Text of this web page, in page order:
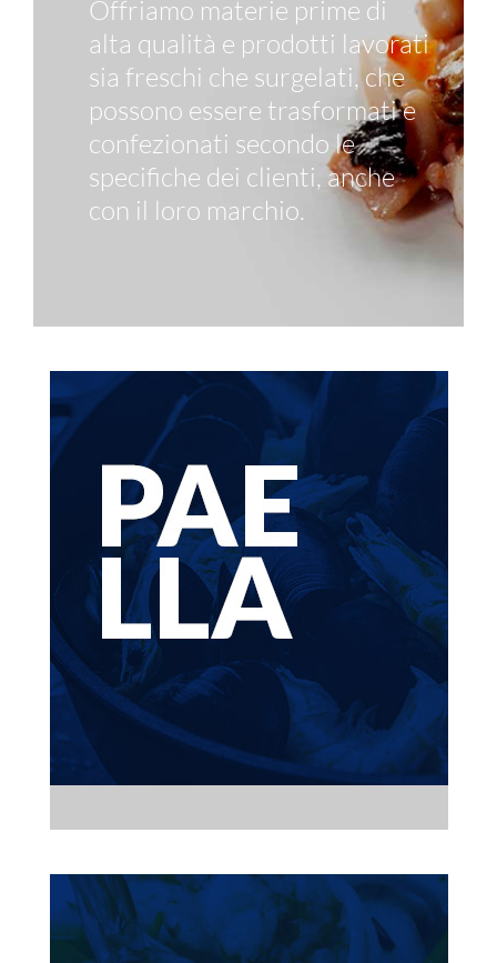
Offriamo materie prime di
alta qualità e prodotti lavorati
sia freschi che surgelati, che
possono essere trasformati e
confezionati secondo le
specifiche dei clienti, anche
con il loro marchio.